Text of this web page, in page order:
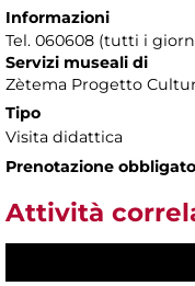
Informazioni
Tel. 060608 (tutti i
Servizi museali di
Zètema Progetto
Tipo
Visita didattica
Prenotazione
Attività